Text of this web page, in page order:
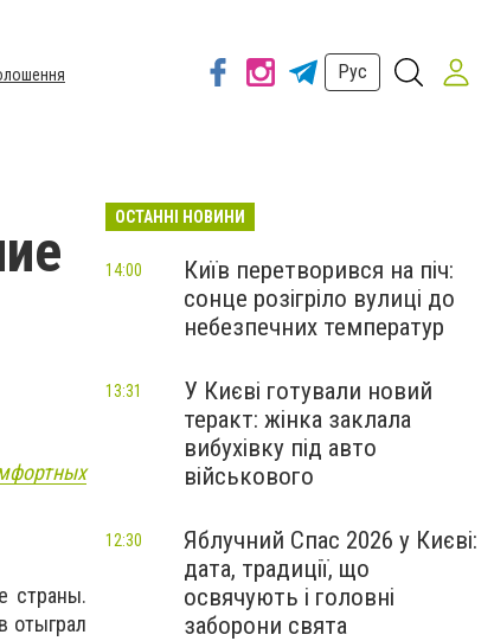
Рус
страны.
отыграл
ОСТАННІ НОВИНИ
Київ перетворився на піч:
сонце розігріло вулиці до
небезпечних температур
14:00
У Києві готували новий
теракт: жінка заклала
вибухівку під авто
військового
13:31
Яблучний Спас 2026 у Києві:
дата, традиції, що
освячують і головні
заборони свята
12:30